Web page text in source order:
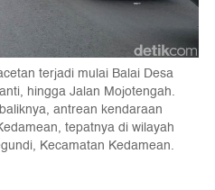
terjadi mulai Balai Desa
hingga Jalan Mojotengah.
antrean kendaraan
tepatnya di wilayah
Kecamatan Kedamean.